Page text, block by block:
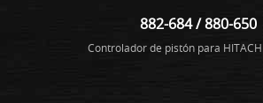
882-684 / 880-650
Controlador de pistón para